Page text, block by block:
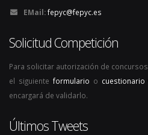
EMail:fepyc@fepyc.es
Solicitud Competición
Para solicitar autorización de
el siguiente formulario o cuestionario
encargará de validarlo.
Últimos Tweets